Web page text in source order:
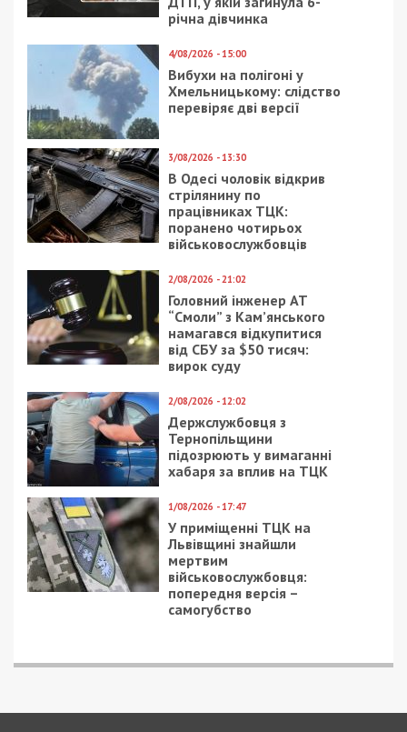
В Днепре снесут
очередной самострой:
фото
2/06/2020 - 14:37
Пытки и машина со
известен новый
кандидат на
должность прокурора
Днепропетровщины
7/08/2026 - 13:30
Лікар з Дніпропетровщини організував схему
вивезення військовослужбовця з частини за 7 тисяч
доларів